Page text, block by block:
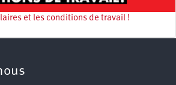
et les conditions de travail !